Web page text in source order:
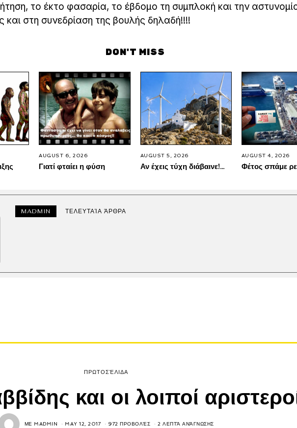
το έκτο φασαρία, το έβδομο τη συμπλοκή και την
στη συνεδρίαση της βουλής δηλαδή!!!!
DON'T MISS
AUGUST 6, 2026
Γιατί φταίει η φύση
AUGUST 5, 2026
Αν έχεις τύχη διάβαινε!…
AUGUST 4, 2026
Φέτος σπάμε
MADMIN ΤΕΛΕΥΤΑΊΑ ΆΡΘΡΑ
ΠΡΩΤΟΣΈΛΙΔΑ
και οι λοιποί
ΜΕ MADMIN MAY 12, 2017 972 ΠΡΟΒΟΛΈΣ 2 ΛΕΠΤΆ ΑΝΆΓΝΩΣΗΣ